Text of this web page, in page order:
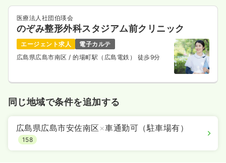
医療法人社団伯瑛会
のぞみ整形外科スタジアム前クリニック
エージェント求人
電子カルテ
広島県広島市南区 / 的場町駅（広島電鉄） 徒歩9分
同じ地域で条件を追加する
広島県広島市安佐南区 ×車通勤可（駐車場有）
158